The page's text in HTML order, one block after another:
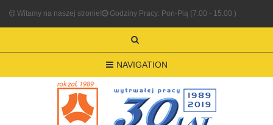
Witamy na naszej stronie! Godziny Pracy: Pon-Pią (7.00 - 15.00 )
NAVIGATION